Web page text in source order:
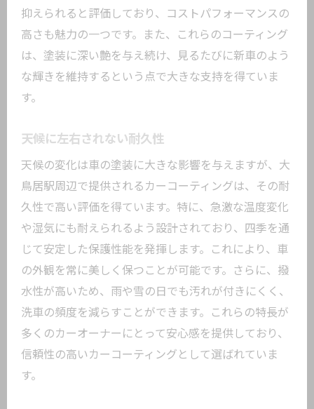
抑えられると評価しており、コストパフォーマンスの
高さも魅力の一つです。また、これらのコーティング
は、塗装に深い艶を与え続け、見るたびに新車のよう
な輝きを維持するという点で大きな支持を得ていま
す。
天候に左右されない耐久性
天候の変化は車の塗装に大きな影響を与えますが、大
鳥居駅周辺で提供されるカーコーティングは、その耐
久性で高い評価を得ています。特に、急激な温度変化
や湿気にも耐えられるよう設計されており、四季を通
じて安定した保護性能を発揮します。これにより、車
の外観を常に美しく保つことが可能です。さらに、撥
水性が高いため、雨や雪の日でも汚れが付きにくく、
洗車の頻度を減らすことができます。これらの特長が
多くのカーオーナーにとって安心感を提供しており、
信頼性の高いカーコーティングとして選ばれていま
す。